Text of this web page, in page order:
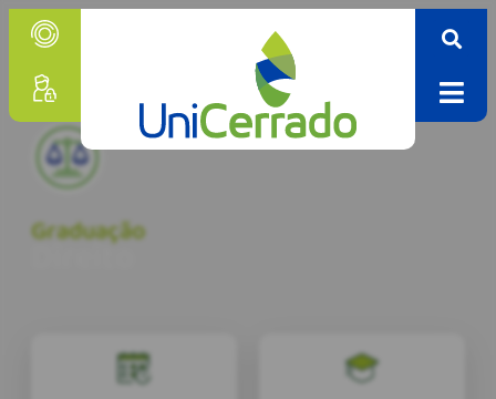
Graduação
Direito